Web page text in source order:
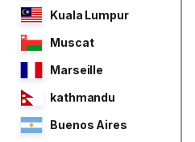
Kuala Lumpur
Muscat
Marseille
kathmandu
Buenos Aires